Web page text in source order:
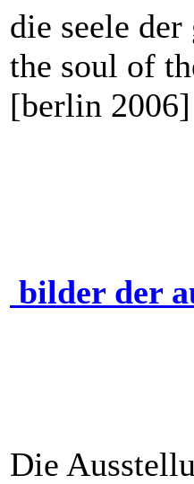
die seele der
the soul of
[berlin 2006]
bilder der
Die